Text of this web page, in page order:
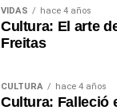
VIDAS hace 4 años
Cultura: El arte
Freitas
CULTURA hace 4 años
Cultura: Falleció